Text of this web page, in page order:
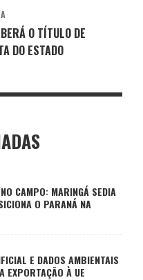
O TÍTULO DE
DO ESTADO
CAMPO: MARINGÁ SEDIA
O PARANÁ NA
E DADOS AMBIENTAIS
EXPORTAÇÃO À UE